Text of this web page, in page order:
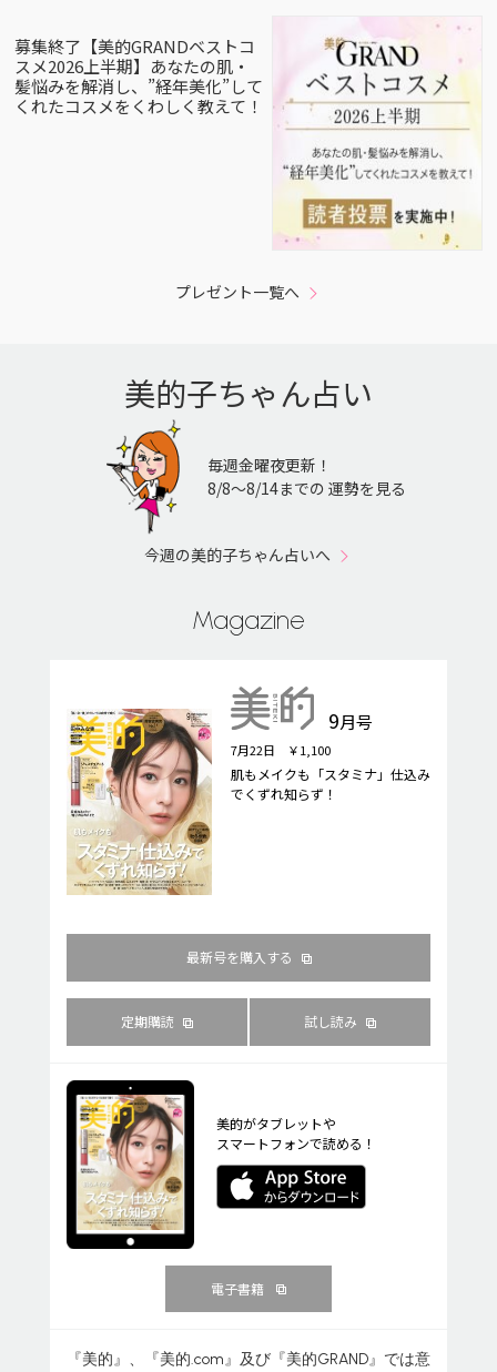
募集終了【美的GRANDベストコ
スメ2026上半期】あなたの肌・
髪悩みを解消し、”経年美化”して
くれたコスメをくわしく教えて！
プレゼント一覧へ
美的子ちゃん占い
毎週金曜夜更新！
8/8〜8/14までの 運勢を見る
今週の美的子ちゃん占いへ
Magazine
9月号
7月22日 ￥1,100
肌もメイクも「スタミナ」仕込み
でくずれ知らず！
最新号を購入する
定期購読 試し読み
美的がタブレットや
スマートフォンで読める！
電子書籍
『美的』、『美的.com』及び『美的GRAND』では意